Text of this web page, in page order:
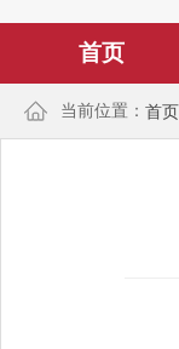
首页
当前位置： 首页